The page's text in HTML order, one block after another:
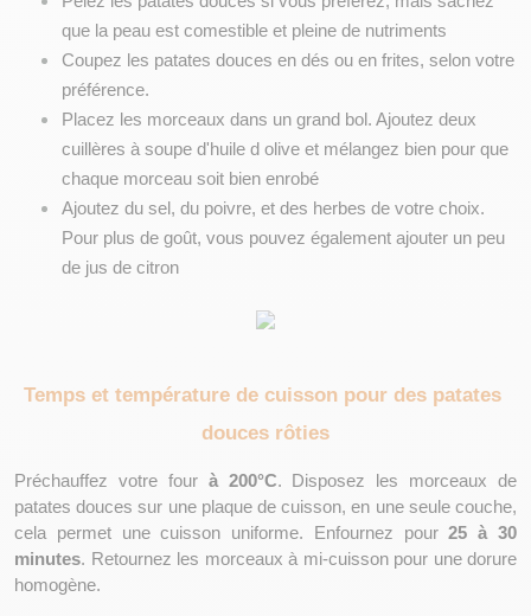
que la peau est comestible et pleine de nutriments
Coupez les patates douces en dés ou en frites, selon votre
préférence.
Placez les morceaux dans un grand bol. Ajoutez deux
cuillères à soupe d'huile d olive et mélangez bien pour que
chaque morceau soit bien enrobé
Ajoutez du sel, du poivre, et des herbes de votre choix.
Pour plus de goût, vous pouvez également ajouter un peu
de jus de citron
Temps et température de cuisson pour des patates
douces rôties
Préchauffez votre four à 200°C. Disposez les morceaux de
patates douces sur une plaque de cuisson, en une seule couche,
cela permet une cuisson uniforme. Enfournez pour 25 à 30
minutes. Retournez les morceaux à mi-cuisson pour une dorure
homogène.